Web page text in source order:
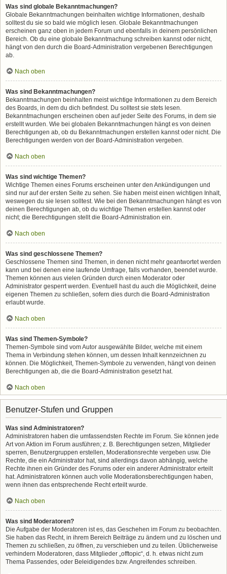
Was sind globale Bekanntmachungen?
Globale Bekanntmachungen beinhalten wichtige Informationen, deshalb
solltest du sie so bald wie möglich lesen. Globale Bekanntmachungen
erscheinen ganz oben in jedem Forum und ebenfalls in deinem persönlichen
Bereich. Ob du eine globale Bekanntmachung schreiben kannst oder nicht,
hängt von den durch die Board-Administration vergebenen Berechtigungen
ab.
Nach oben
Was sind Bekanntmachungen?
Bekanntmachungen beinhalten meist wichtige Informationen zu dem Bereich
des Boards, in dem du dich befindest. Du solltest sie stets lesen.
Bekanntmachungen erscheinen oben auf jeder Seite des Forums, in dem sie
erstellt wurden. Wie bei globalen Bekanntmachungen hängt es von deinen
Berechtigungen ab, ob du Bekanntmachungen erstellen kannst oder nicht. Die
Berechtigungen werden von der Board-Administration vergeben.
Nach oben
Was sind wichtige Themen?
Wichtige Themen eines Forums erscheinen unter den Ankündigungen und
sind nur auf der ersten Seite zu sehen. Sie haben meist einen wichtigen Inhalt,
weswegen du sie lesen solltest. Wie bei den Bekanntmachungen hängt es von
deinen Berechtigungen ab, ob du wichtige Themen erstellen kannst oder
nicht; die Berechtigungen stellt die Board-Administration ein.
Nach oben
Was sind geschlossene Themen?
Geschlossene Themen sind Themen, in denen nicht mehr geantwortet werden
kann und bei denen eine laufende Umfrage, falls vorhanden, beendet wurde.
Themen können aus vielen Gründen durch einen Moderator oder
Administrator gesperrt werden. Eventuell hast du auch die Möglichkeit, deine
eigenen Themen zu schließen, sofern dies durch die Board-Administration
erlaubt wurde.
Nach oben
Was sind Themen-Symbole?
Themen-Symbole sind vom Autor ausgewählte Bilder, welche mit einem
Thema in Verbindung stehen können, um dessen Inhalt kennzeichnen zu
können. Die Möglichkeit, Themen-Symbole zu verwenden, hängt von deinen
Berechtigungen ab, die die Board-Administration gesetzt hat.
Nach oben
Benutzer-Stufen und Gruppen
Was sind Administratoren?
Administratoren haben die umfassendsten Rechte im Forum. Sie können jede
Art von Aktion im Forum ausführen; z. B. Berechtigungen setzen, Mitglieder
sperren, Benutzergruppen erstellen, Moderationsrechte vergeben usw. Die
Rechte, die ein Administrator hat, sind allerdings davon abhängig, welche
Rechte ihnen ein Gründer des Forums oder ein anderer Administrator erteilt
hat. Administratoren können auch volle Moderationsberechtigungen haben,
wenn ihnen das entsprechende Recht erteilt wurde.
Nach oben
Was sind Moderatoren?
Die Aufgabe der Moderatoren ist es, das Geschehen im Forum zu beobachten.
Sie haben das Recht, in ihrem Bereich Beiträge zu ändern und zu löschen und
Themen zu schließen, zu öffnen, zu verschieben und zu teilen. Üblicherweise
verhindern Moderatoren, dass Mitglieder „offtopic“, d. h. etwas nicht zum
Thema Passendes, oder Beleidigendes bzw. Angreifendes schreiben.